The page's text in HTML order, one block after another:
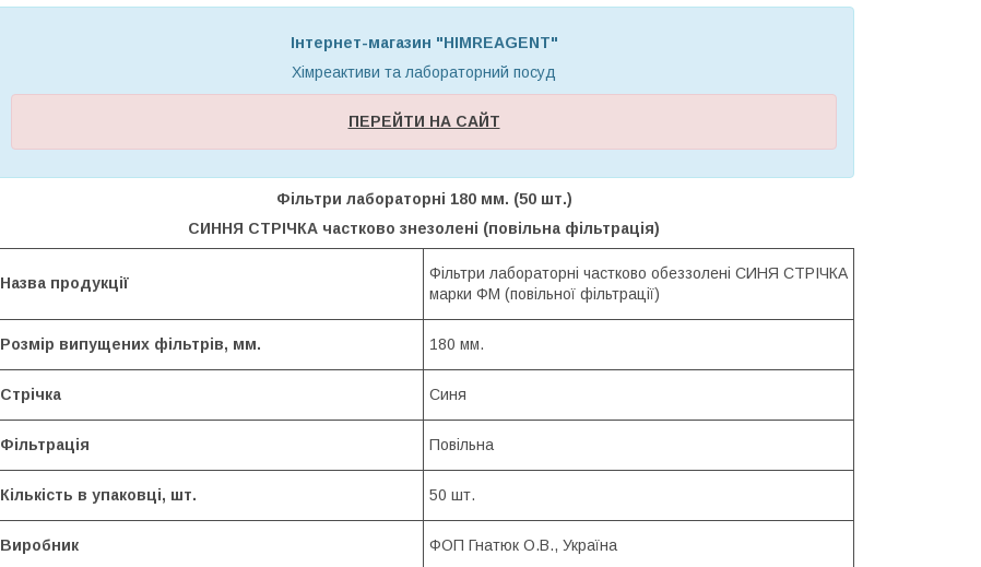
Інтернет-магазин "HIMREAGENT"
Хімреактиви та лабораторний посуд
ПЕРЕЙТИ НА САЙТ
Фільтри лабораторні 180 мм. (50 шт.)
СИННЯ СТРІЧКА частково знезолені (повільна фільтрація)
Назва продукції
Фільтри лабораторні частково обеззолені СИНЯ СТРІЧКА
марки ФМ (повільної фільтрації)
Розмір випущених фільтрів, мм. 180 мм.
Стрічка Синя
Фільтрація Повільна
Кількість в упаковці, шт. 50 шт.
Виробник ФОП Гнатюк О.В., Україна